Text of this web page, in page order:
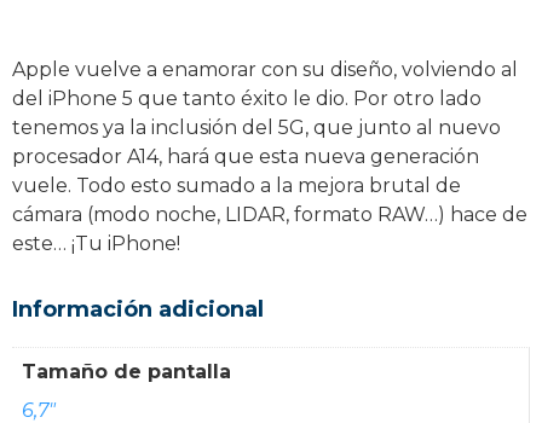
Apple vuelve a enamorar con su diseño, volviendo al
del iPhone 5 que tanto éxito le dio. Por otro lado
tenemos ya la inclusión del 5G, que junto al nuevo
procesador A14, hará que esta nueva generación
vuele. Todo esto sumado a la mejora brutal de
cámara (modo noche, LIDAR, formato RAW…) hace de
este… ¡Tu iPhone!
Información adicional
Tamaño de pantalla
6,7"